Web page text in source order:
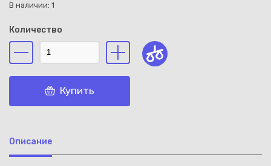
В наличии: 1
Количество
Купить
Описание